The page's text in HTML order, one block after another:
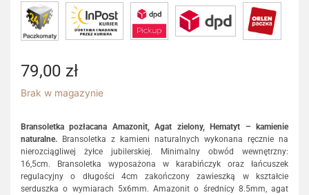
79,00 zł
Brak w magazynie
Bransoletka pozłacana Amazonit, Agat zielony, Hematyt – kamienie
naturalne. Bransoletka z kamieni naturalnych wykonana ręcznie na
nierozciągliwej żyłce jubilerskiej. Minimalny obwód wewnętrzny:
16,5cm. Bransoletka wyposażona w karabińczyk oraz łańcuszek
regulacyjny o długości 4cm zakończony zawieszką w kształcie
serduszka o wymiarach 5x6mm. Amazonit o średnicy 8.5mm, agat